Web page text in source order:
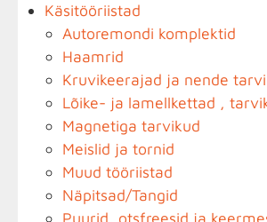
Käsitööriistad
Autoremondi komplektid
Haamrid
Kruvikeerajad ja nende
Lõike- ja lamellkettad ,
Magnetiga tarvikud
Meislid ja tornid
Muud tööriistad
Näpitsad/Tangid
Puurid, otsfreesid ja